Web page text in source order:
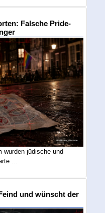
Falsche Pride-
wurden jüdische und
...
und wünscht der